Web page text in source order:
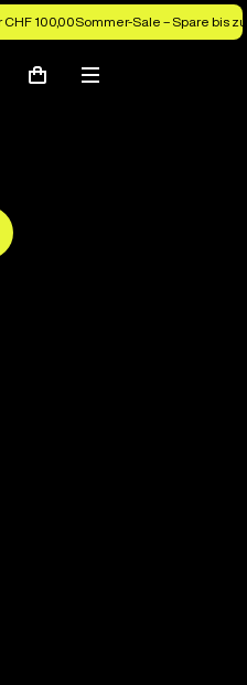
100,00Sommer-Sale – Spare bis
Warenkorb
Menü